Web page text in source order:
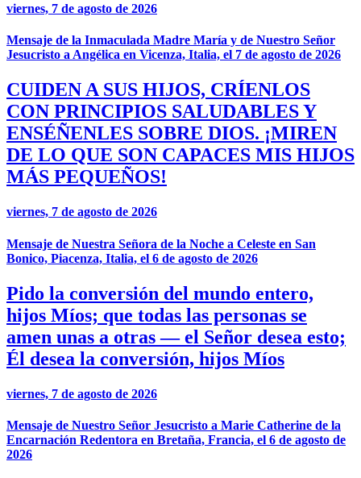
viernes, 7 de agosto de 2026
Mensaje de la Inmaculada Madre María y de Nuestro Señor
Jesucristo a Angélica en Vicenza, Italia, el 7 de agosto de 2026
CUIDEN A SUS HIJOS, CRÍENLOS
CON PRINCIPIOS SALUDABLES Y
ENSÉÑENLES SOBRE DIOS. ¡MIREN
DE LO QUE SON CAPACES MIS HIJOS
MÁS PEQUEÑOS!
viernes, 7 de agosto de 2026
Mensaje de Nuestra Señora de la Noche a Celeste en San
Bonico, Piacenza, Italia, el 6 de agosto de 2026
Pido la conversión del mundo entero,
hijos Míos; que todas las personas se
amen unas a otras — el Señor desea esto;
Él desea la conversión, hijos Míos
viernes, 7 de agosto de 2026
Mensaje de Nuestro Señor Jesucristo a Marie Catherine de la
Encarnación Redentora en Bretaña, Francia, el 6 de agosto de
2026